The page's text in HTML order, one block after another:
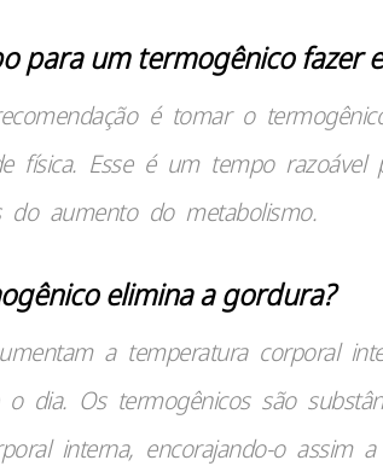
para um termogênico fazer
é tomar o
física. Esse é um tempo
do aumento do metabolismo.
elimina a gordura?
a temperatura corporal
o dia. Os termogênicos são
interna, encorajando-o assim